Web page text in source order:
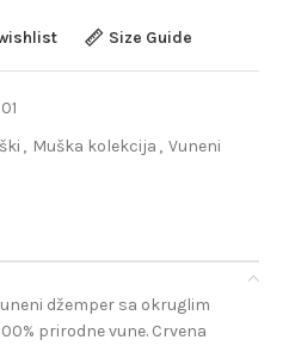
Size Guide
, Muška kolekcija , Vuneni
džemper sa okruglim
prirodne vune. Crvena